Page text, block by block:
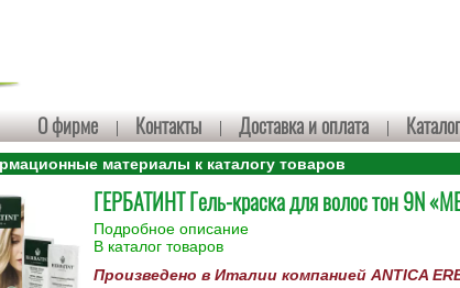
О фирме Контакты Доставка и оплата
материалы к каталогу товаров
ГЕРБАТИНТ Гель-краска для волос тон
Подробное описание
В каталог товаров
Произведено в Италии компанией ANTICA